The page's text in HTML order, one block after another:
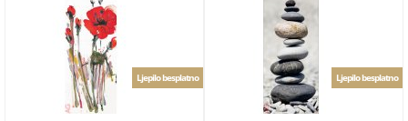
Ljepilo besplatno Ljepilo besplatno